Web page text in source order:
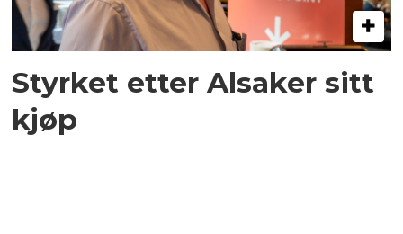
Styrket etter Alsaker sitt
kjøp